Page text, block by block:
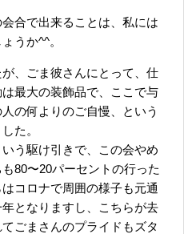
合で出来ることは、私には
うか^^。
、ごま彼さんにとって、仕
最大の装飾品で、ここで与
の何よりのご自慢、という
た。
う駆け引きで、この会やめ
80〜20パーセントの行った
コロナで周囲の様子も元通
となりますし、こちらが去
ごまさんのプライドもズタ